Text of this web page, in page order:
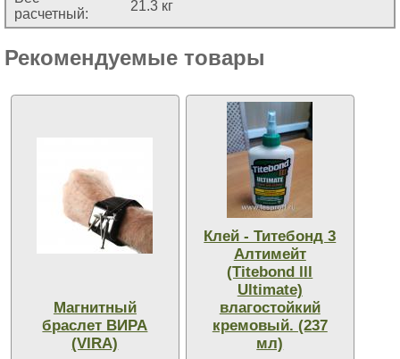
расчетный:
21.3 кг
Рекомендуемые товары
Магнитный
браслет ВИРА
(VIRA)
Клей - Титебонд 3
Алтимейт
(Titebond lll
Ultimate)
влагостойкий
кремовый. (237
мл)